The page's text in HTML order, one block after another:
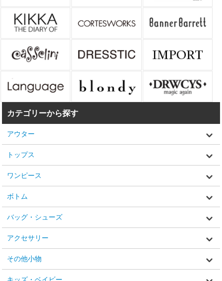
カテゴリーから探す
アウター
トップス
ワンピース
ボトム
バッグ・シューズ
アクセサリー
その他小物